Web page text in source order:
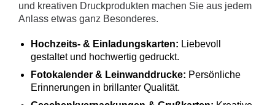
und kreativen Druckprodukten machen Sie aus jedem
Anlass etwas ganz Besonderes.
Hochzeits- & Einladungskarten: Liebevoll
gestaltet und hochwertig gedruckt.
Fotokalender & Leinwanddrucke: Persönliche
Erinnerungen in brillanter Qualität.